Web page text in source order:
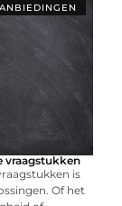
vraagstukken
is
Of het